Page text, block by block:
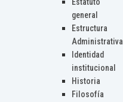
Estatuto
general
Estructura
Administrativa
Identidad
institucional
Historia
Filosofía